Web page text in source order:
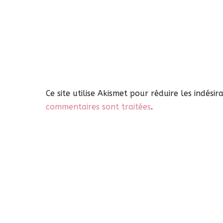
Ce site utilise Akismet pour réduire les
commentaires sont traitées.